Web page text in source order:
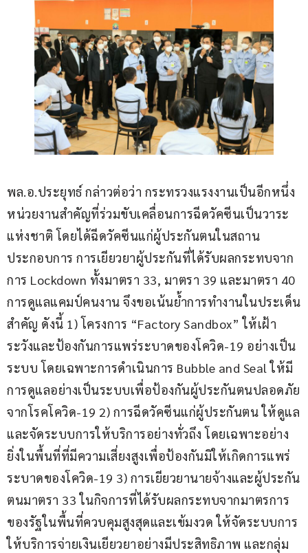
พล.อ.ประยุทธ์ กล่าวต่อว่า กระทรวงแรงงานเป็นอีกหนึ่ง
หน่วยงานสำคัญที่ร่วมขับเคลื่อนการฉีดวัคซีนเป็นวาระ
แห่งชาติ โดยได้ฉีดวัคซีนแก่ผู้ประกันตนในสถาน
ประกอบการ การเยียวยาผู้ประกันที่ได้รับผลกระทบจาก
การ Lockdown ทั้งมาตรา 33, มาตรา 39 และมาตรา 40
การดูแลแคมป์คนงาน จึงขอเน้นย้ำการทำงานในประเด็น
สำคัญ ดังนี้ 1) โครงการ “Factory Sandbox” ให้เฝ้า
ระวังและป้องกันการแพร่ระบาดของโควิด-19 อย่างเป็น
ระบบ โดยเฉพาะการดำเนินการ Bubble and Seal ให้มี
การดูแลอย่างเป็นระบบเพื่อป้องกันผู้ประกันตนปลอดภัย
จากโรคโควิด-19 2) การฉีดวัคซีนแก่ผู้ประกันตน ให้ดูแล
และจัดระบบการให้บริการอย่างทั่วถึง โดยเฉพาะอย่าง
ยิ่งในพื้นที่ที่มีความเสี่ยงสูงเพื่อป้องกันมิให้เกิดการแพร่
ระบาดของโควิด-19 3) การเยียวยานายจ้างและผู้ประกัน
ตนมาตรา 33 ในกิจการที่ได้รับผลกระทบจากมาตรการ
ของรัฐในพื้นที่ควบคุมสูงสุดและเข้มงวด ให้จัดระบบการ
ให้บริการจ่ายเงินเยียวยาอย่างมีประสิทธิภาพ และกลุ่ม